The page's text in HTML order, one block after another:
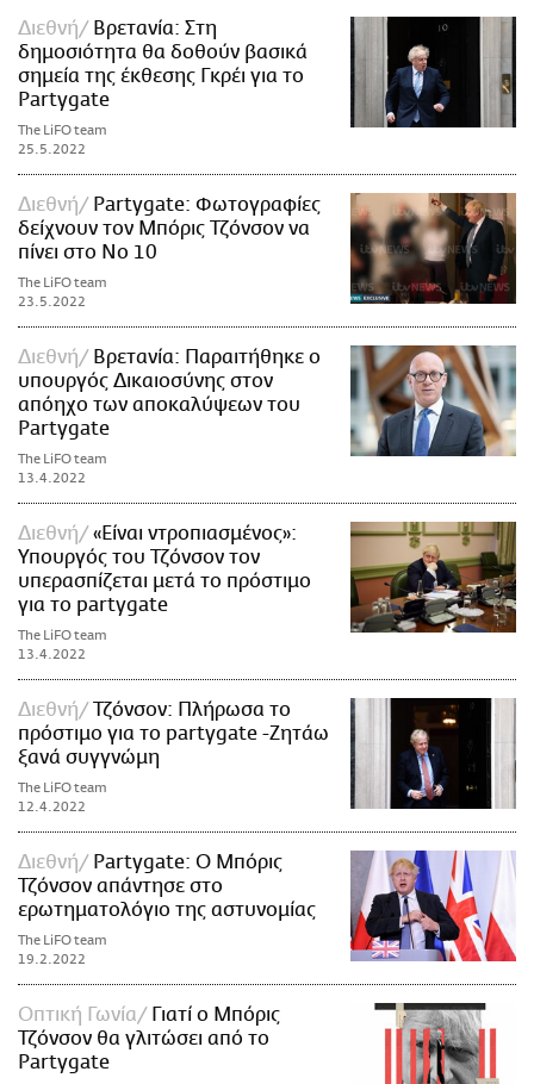
Διεθνή
Βρετανία: Στη
δημοσιότητα θα δοθούν βασικά
σημεία της έκθεσης Γκρέι για το
Partygate
The LiFO team
25.5.2022
Διεθνή
Partygate: Φωτογραφίες
δείχνουν τον Μπόρις Τζόνσον να
πίνει στο Νο 10
The LiFO team
23.5.2022
Διεθνή
Βρετανία: Παραιτήθηκε ο
υπουργός Δικαιοσύνης στον
απόηχο των αποκαλύψεων του
Partygate
The LiFO team
13.4.2022
Διεθνή
«Είναι ντροπιασμένος»:
Υπουργός του Τζόνσον τον
υπερασπίζεται μετά το πρόστιμο
για το partygate
The LiFO team
13.4.2022
Διεθνή
Τζόνσον: Πλήρωσα το
πρόστιμο για το partygate -Ζητάω
ξανά συγγνώμη
The LiFO team
12.4.2022
Διεθνή
Partygate: Ο Μπόρις
Τζόνσον απάντησε στο
ερωτηματολόγιο της αστυνομίας
The LiFO team
19.2.2022
Οπτική Γωνία
Γιατί ο Μπόρις
Τζόνσον θα γλιτώσει από το
Ρartygate